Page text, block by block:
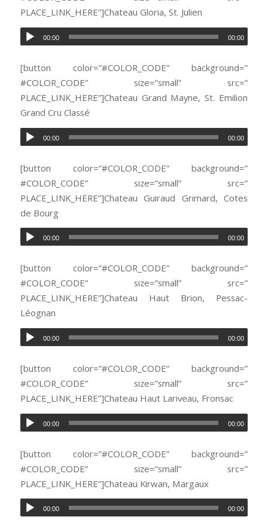
PLACE_LINK_HERE”]Chateau Gloria, St. Julien
00:00 00:00
[button color=”#COLOR_CODE” background=”
#COLOR_CODE” size=”small” src=”
PLACE_LINK_HERE”]Chateau Grand Mayne, St. Emilion
Grand Cru Classé
00:00 00:00
[button color=”#COLOR_CODE” background=”
#COLOR_CODE” size=”small” src=”
PLACE_LINK_HERE”]Chateau Guiraud Grimard, Cotes
de Bourg
00:00 00:00
[button color=”#COLOR_CODE” background=”
#COLOR_CODE” size=”small” src=”
PLACE_LINK_HERE”]Chateau Haut Brion, Pessac-
Léognan
00:00 00:00
[button color=”#COLOR_CODE” background=”
#COLOR_CODE” size=”small” src=”
PLACE_LINK_HERE”]Chateau Haut Lariveau, Fronsac
00:00 00:00
[button color=”#COLOR_CODE” background=”
#COLOR_CODE” size=”small” src=”
PLACE_LINK_HERE”]Chateau Kirwan, Margaux
00:00 00:00